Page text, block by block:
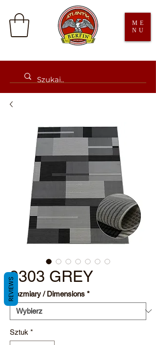
ME
NU
9303 GREY
Rozmiary / Dimensions *
Sztuk *
REVIEWS